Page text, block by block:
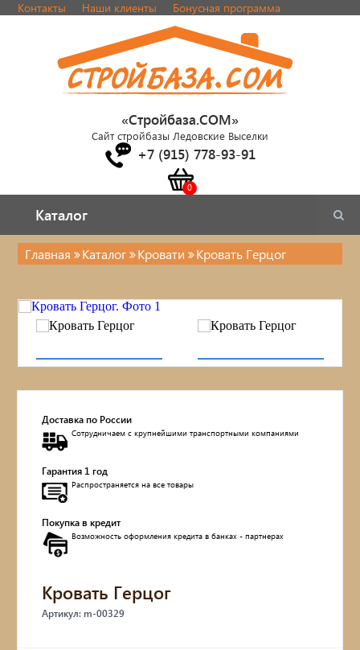
Контакты Наши клиенты Бонусная программа
«Стройбаза.COM»
Сайт стройбазы Ледовские Выселки
+7 (915) 778-93-91
Каталог
Каталог
Стулья, табуреты
Обувницы
Комоды, тумбы
Столы
Мебель с искусственным старением
Дубовые бочки
Двухъярусные кровати
Главная Каталог Кровати Кровать Герцог
Доставка по России
Сотрудничаем с крупнейшими транспортными компаниями
Гарантия 1 год
Распространяется на все товары
Покупка в кредит
Возможность оформления кредита в банках - партнерах
Кровать Герцог
Артикул: m-00329